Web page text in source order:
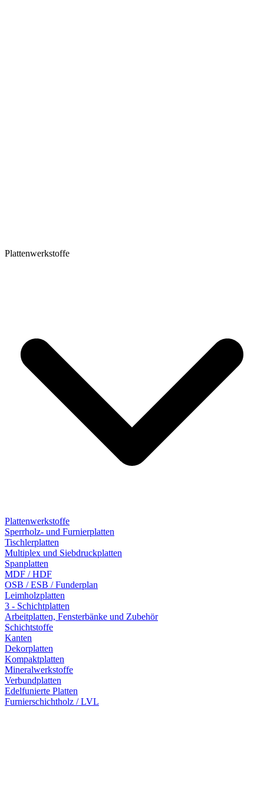
Plattenwerkstoffe
Plattenwerkstoffe
Sperrholz- und Furnierplatten
Tischlerplatten
Multiplex und Siebdruckplatten
Spanplatten
MDF / HDF
OSB / ESB / Funderplan
Leimholzplatten
3 - Schichtplatten
Arbeitplatten, Fensterbänke und Zubehör
Schichtstoffe
Kanten
Dekorplatten
Kompaktplatten
Mineralwerkstoffe
Verbundplatten
Edelfunierte Platten
Furnierschichtholz / LVL